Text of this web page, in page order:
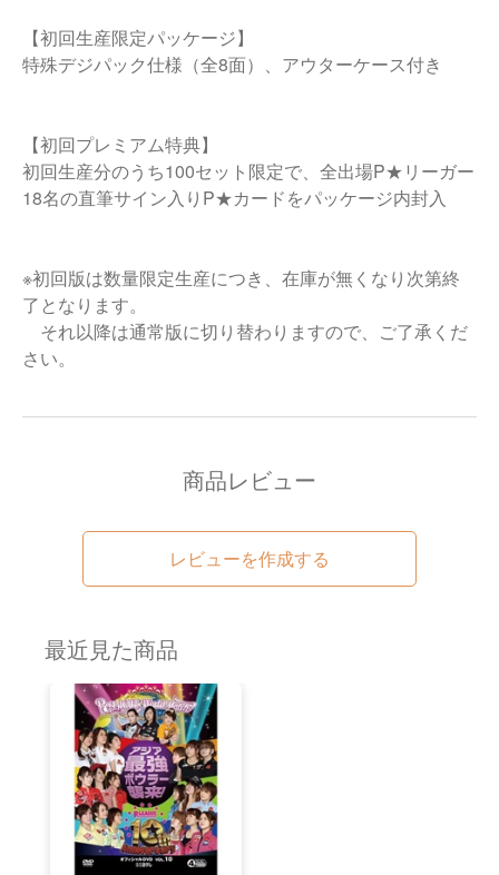
【初回生産限定パッケージ】
特殊デジパック仕様（全8面）、アウターケース付き
【初回プレミアム特典】
初回生産分のうち100セット限定で、全出場P★リーガー
18名の直筆サイン入りP★カードをパッケージ内封入
※初回版は数量限定生産につき、在庫が無くなり次第終
了となります。
それ以降は通常版に切り替わりますので、ご了承くだ
さい。
商品レビュー
レビューを作成する
最近見た商品